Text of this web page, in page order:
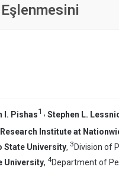
I. Pishas1 , Stephen L.
Institute at
State University, 3 Division of
University, 4Department of